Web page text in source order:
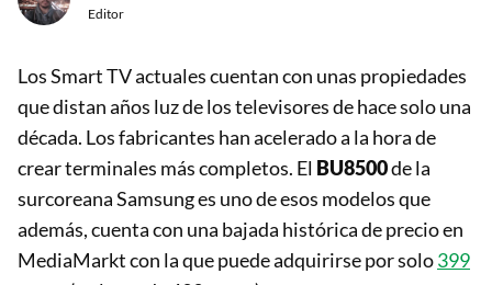
Editor
Los Smart TV actuales cuentan con unas propiedades
que distan años luz de los televisores de hace solo una
década. Los fabricantes han acelerado a la hora de
crear terminales más completos. El BU8500de la
surcoreana Samsung es uno de esos modelos que
además, cuenta con una bajada histórica de precio en
MediaMarkt con la que puede adquirirse por solo399